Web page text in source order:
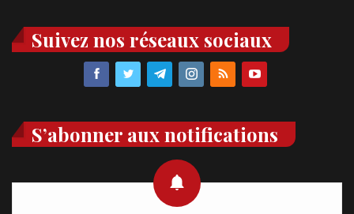
Suivez nos réseaux sociaux
S’abonner aux notifications